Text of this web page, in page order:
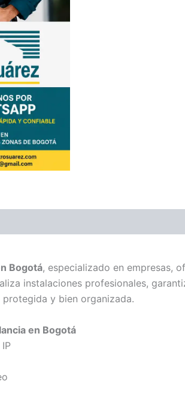
Bogotá, especializado en empresas,
instalaciones profesionales,
y bien organizada.
en Bogotá